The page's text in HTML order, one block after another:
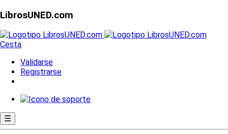
LibrosUNED.com
Cesta
Validarse
Registrarse
☰